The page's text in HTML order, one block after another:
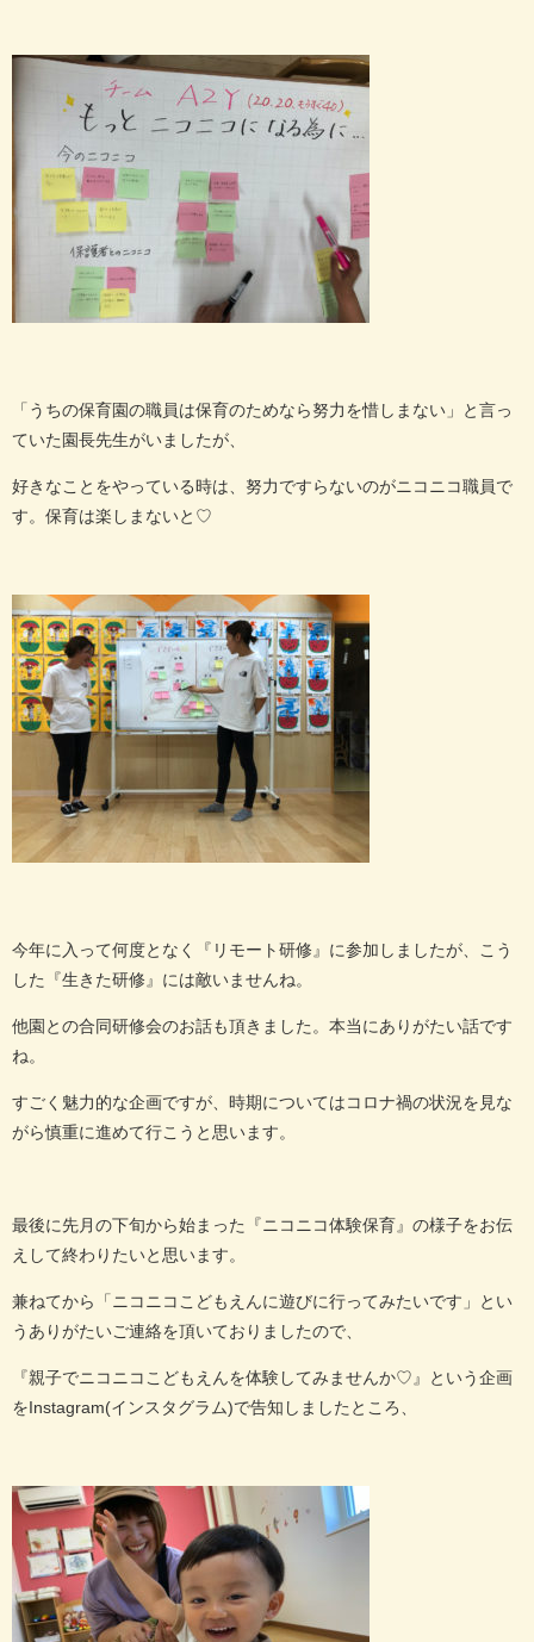
「うちの保育園の職員は保育のためなら努力を惜しまない」と言っ
ていた園長先生がいましたが、
好きなことをやっている時は、努力ですらないのがニコニコ職員で
す。保育は楽しまないと♡
今年に入って何度となく『リモート研修』に参加しましたが、こう
した『生きた研修』には敵いませんね。
他園との合同研修会のお話も頂きました。本当にありがたい話です
ね。
すごく魅力的な企画ですが、時期についてはコロナ禍の状況を見な
がら慎重に進めて行こうと思います。
最後に先月の下旬から始まった『ニコニコ体験保育』の様子をお伝
えして終わりたいと思います。
兼ねてから「ニコニコこどもえんに遊びに行ってみたいです」とい
うありがたいご連絡を頂いておりましたので、
『親子でニコニコこどもえんを体験してみませんか♡』という企画
をInstagram(インスタグラム)で告知しましたところ、